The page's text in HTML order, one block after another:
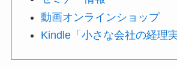
動画オンラインショップ
Kindle「小さな会社の経理実